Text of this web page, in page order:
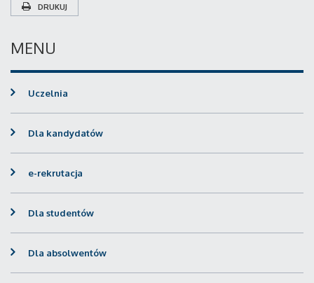
DRUKUJ
MENU
Uczelnia
Dla kandydatów
e-rekrutacja
Dla studentów
Dla absolwentów